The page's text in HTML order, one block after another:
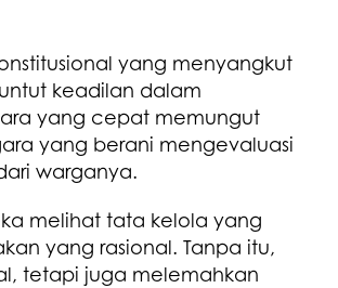
yang menyangkut
keadilan dalam
yang cepat memungut
yang berani mengevaluasi
warganya.
melihat tata kelola yang
yang rasional. Tanpa itu,
tetapi juga melemahkan